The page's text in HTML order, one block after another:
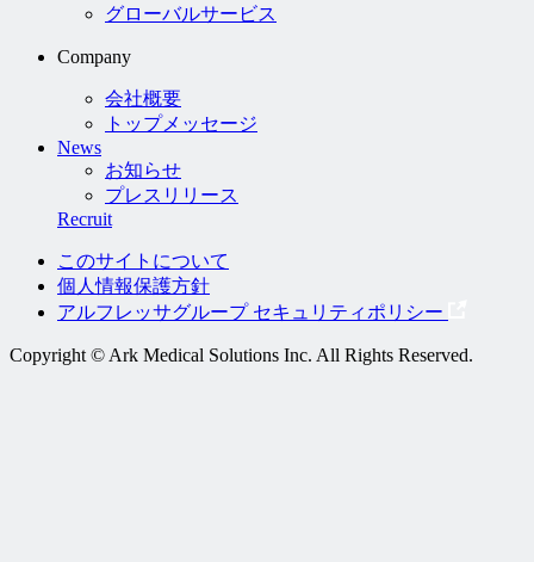
グローバルサービス
Company
会社概要
トップメッセージ
News
お知らせ
プレスリリース
Recruit
このサイトについて
個人情報保護方針
アルフレッサグループ セキュリティポリシー
Copyright © Ark Medical Solutions Inc. All Rights Reserved.